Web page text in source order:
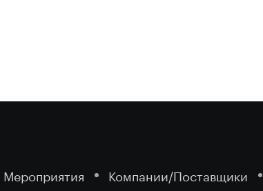
Мероприятия Компании/Поставщики